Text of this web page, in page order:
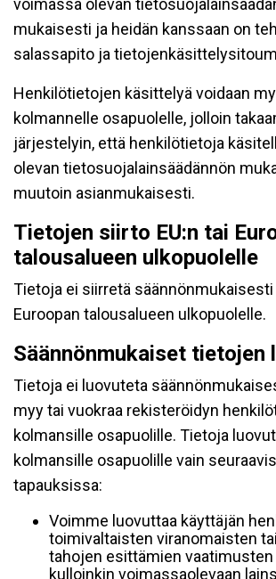
voimassa olevan
mukaisesti ja heidän kanssaan on
salassapito ja
Henkilötietojen käsittelyä voidaan
kolmannelle osapuolelle, jolloin
järjestelyin, että henkilötietoja
olevan tietosuojalainsäädännön
muutoin asianmukaisesti.
Tietojen siirto EU:n tai
talousalueen ulkopuolelle
Tietoja ei siirretä säännönmukaisesti
Euroopan talousalueen ulkopuolelle.
Säännönmukaiset tietojen
Tietoja ei luovuteta
myy tai vuokraa rekisteröidyn
kolmansille osapuolille. Tietoja
kolmansille osapuolille vain
tapauksissa:
Voimme luovuttaa käyttäjän
toimivaltaisten viranomaisten
tahojen esittämien vaatimusten
kulloinkin voimassaolevaan